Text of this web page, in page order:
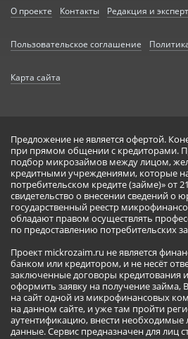
О проекте Контакты Редакция и
Пользовательское соглашение
Карта сайта
Предложение не является офертой.
при прямом общении с кредиторами.
подбор микрозаймов между лицом,
кредитными учреждениями, которые
потребительском кредите (займе)» от
свидетельство о внесении сведений о
государственный реестр
обладают правом осуществлять
по предоставлению потребительских
Проект mickrozaim.ru не является
банком или кредитором, и не несёт
заключенные договоры кредитования
оформить заявку на получение займа,
на сайт одной из микрофинансовых
на данном сайте, и уже там пройти
аутентификацию, внести необходимые
данные. Сервис предназначен для лиц